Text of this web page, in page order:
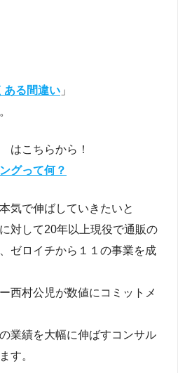
ある間違い 」
はこちらから！
グって何？
気で伸ばしていきたいと
対して20年以上現役で通販の
ゼロイチから１１の事業を成
西村公児が数値にコミットメ
業績を大幅に伸ばすコンサル
す。